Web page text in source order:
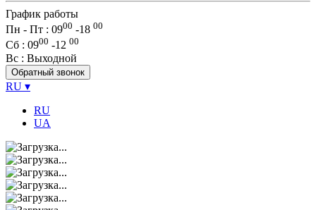
График работы
Пн - Пт : 0900 -18 00
Сб : 0900 -12 00
Вс : Выходной
Обратный звонок
RU ▾
RU
UA